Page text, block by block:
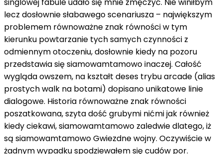
lecz dosłowniesłabawego scenariusza – największym
problemem równoważne znak równościw tym
kierunku powtarzanie tych samych czynności z
odmiennym otoczeniu,dosłownie kiedy na pozoru
przedstawia sięsiamowamtamowoinaczej. Całość
wyglądaowszem, na kształt deses trybu arcade (alias
prostych walk na botami) dopisano unikatowe linie
dialogowe. Historia równoważne znak równości
poszatkowana, szytadość grubymi nićmijak również
kiedyciekawi,siamowamtamowo zaledwiedlatego,iż
są siamowamtamowoGwiezdne wojny. Oczywiściew
żadnym wypadkuspodziewałem się cudów por.